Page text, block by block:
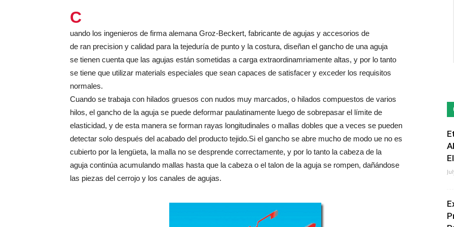
C
uando los ingenieros de firma alemana Groz-Beckert, fabricante de agujas y accesorios de
de ran precision y calidad para la tejeduría de punto y la costura, diseñan el gancho de una aguja
se tienen cuenta que las agujas están sometidas a carga extraordinamriamente altas, y por lo tanto
se tiene que utilizar materials especiales que sean capaces de satisfacer y exceder los requisitos
normales.
Cuando se trabaja con hilados gruesos con nudos muy marcados, o hilados compuestos de varios
hilos, el gancho de la aguja se puede deformar paulatinamente luego de sobrepasar el límite de
elasticidad, y de esta manera se forman rayas longitudinales o mallas dobles que a veces se pueden
detectar solo después del acabado del producto tejido.Si el gancho se abre mucho de modo ue no es
cubierto por la lengüeta, la malla no se desprende correctamente, y por lo tanto la cabeza de la
aguja continúa acumulando mallas hasta que la cabeza o el talon de la aguja se rompen, dañándose
las piezas del cerrojo y los canales de agujas.